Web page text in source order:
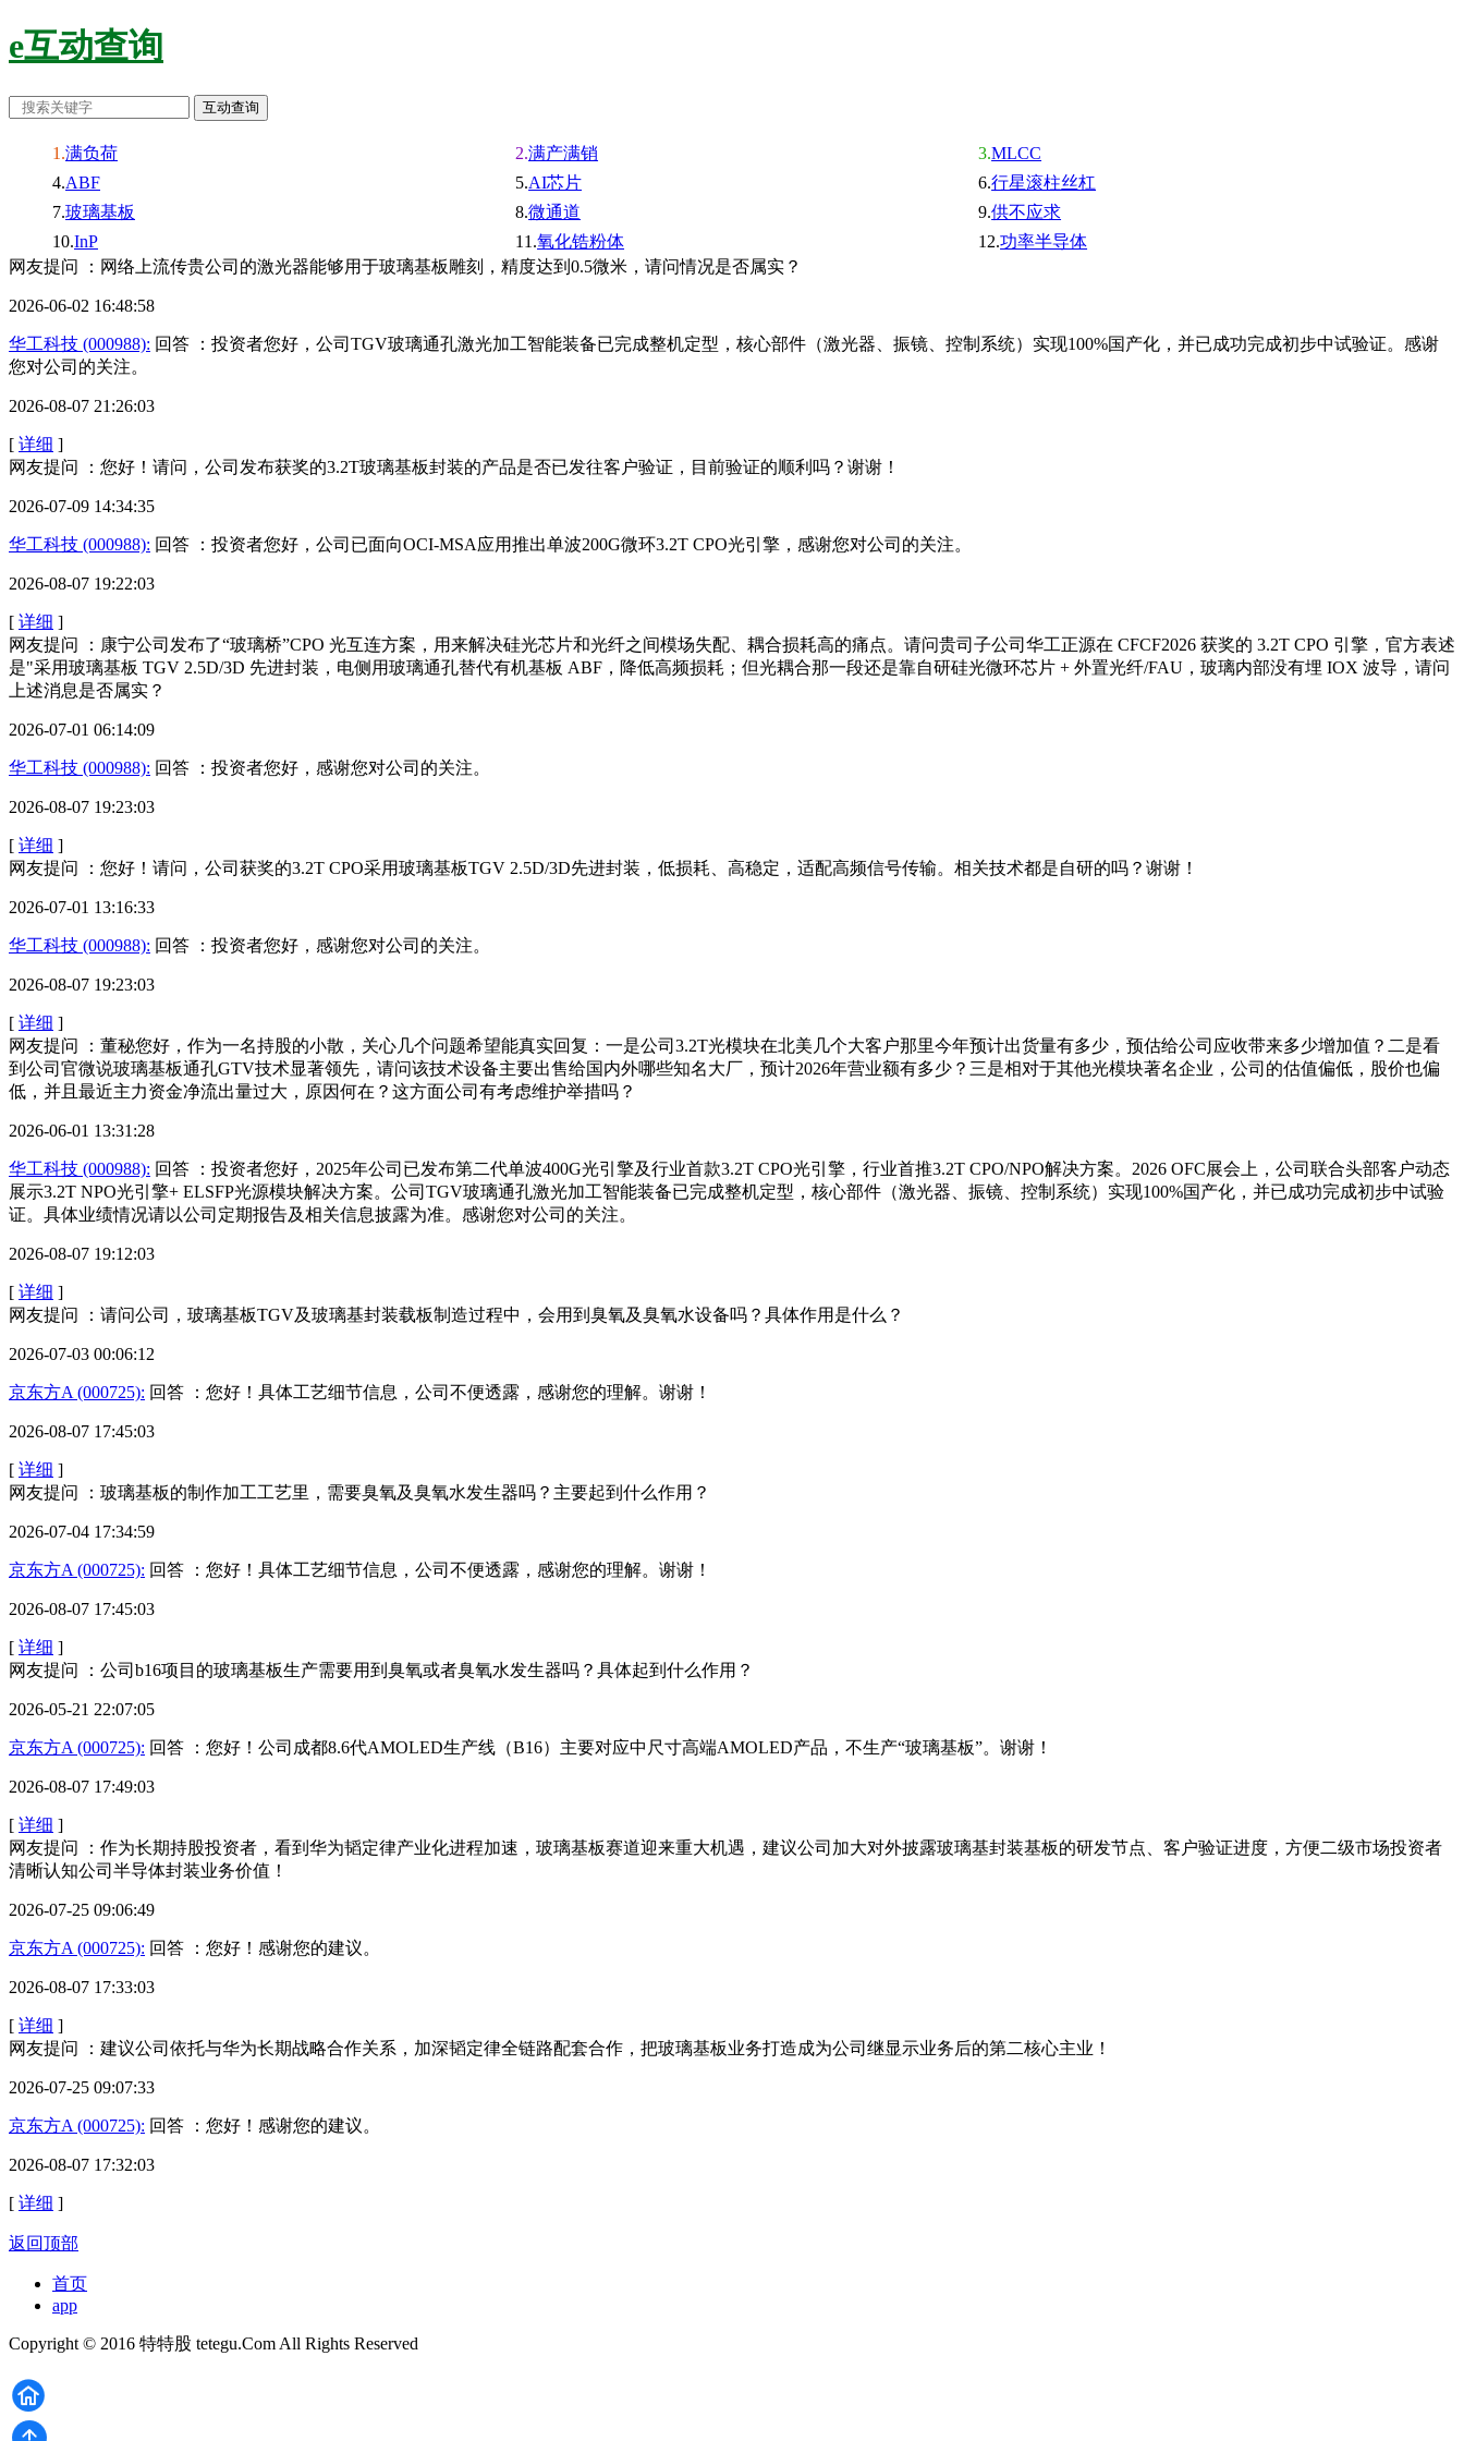
e互动查询
满负荷 满产满销
MLCC
ABF
AI芯片
行星滚柱丝杠
玻璃基板
微通道
供不应求
InP
氧化锆粉体
功率半导体
网友提问 ：网络上流传贵公司的激光器能够用于玻璃基板雕刻，精度达到0.5微米，请问情况是否属实？
2026-06-02 16:48:58
华工科技 (000988): 回答 ：投资者您好，公司TGV玻璃通孔激光加工智能装备已完成整机定型，核心部件（激光器、振镜、控制系统）实现100%国产化，并已成功完成初步中试验证。感谢
您对公司的关注。
2026-08-07 21:26:03
[ 详细 ]
网友提问 ：您好！请问，公司发布获奖的3.2T玻璃基板封装的产品是否已发往客户验证，目前验证的顺利吗？谢谢！
2026-07-09 14:34:35
华工科技 (000988): 回答 ：投资者您好，公司已面向OCI-MSA应用推出单波200G微环3.2T CPO光引擎，感谢您对公司的关注。
2026-08-07 19:22:03
[ 详细 ]
网友提问 ：康宁公司发布了“玻璃桥”CPO 光互连方案，用来解决硅光芯片和光纤之间模场失配、耦合损耗高的痛点。请问贵司子公司华工正源在 CFCF2026 获奖的 3.2T CPO 引擎，官方表述
是"采用玻璃基板 TGV 2.5D/3D 先进封装，电侧用玻璃通孔替代有机基板 ABF，降低高频损耗；但光耦合那一段还是靠自研硅光微环芯片 + 外置光纤/FAU，玻璃内部没有埋 IOX 波导，请问
上述消息是否属实？
2026-07-01 06:14:09
华工科技 (000988): 回答 ：投资者您好，感谢您对公司的关注。
2026-08-07 19:23:03
[ 详细 ]
网友提问 ：您好！请问，公司获奖的3.2T CPO采用玻璃基板TGV 2.5D/3D先进封装，低损耗、高稳定，适配高频信号传输。相关技术都是自研的吗？谢谢！
2026-07-01 13:16:33
华工科技 (000988): 回答 ：投资者您好，感谢您对公司的关注。
2026-08-07 19:23:03
[ 详细 ]
网友提问 ：董秘您好，作为一名持股的小散，关心几个问题希望能真实回复：一是公司3.2T光模块在北美几个大客户那里今年预计出货量有多少，预估给公司应收带来多少增加值？二是看
到公司官微说玻璃基板通孔GTV技术显著领先，请问该技术设备主要出售给国内外哪些知名大厂，预计2026年营业额有多少？三是相对于其他光模块著名企业，公司的估值偏低，股价也偏
低，并且最近主力资金净流出量过大，原因何在？这方面公司有考虑维护举措吗？
2026-06-01 13:31:28
华工科技 (000988): 回答 ：投资者您好，2025年公司已发布第二代单波400G光引擎及行业首款3.2T CPO光引擎，行业首推3.2T CPO/NPO解决方案。2026 OFC展会上，公司联合头部客户动态
展示3.2T NPO光引擎+ ELSFP光源模块解决方案。公司TGV玻璃通孔激光加工智能装备已完成整机定型，核心部件（激光器、振镜、控制系统）实现100%国产化，并已成功完成初步中试验
证。具体业绩情况请以公司定期报告及相关信息披露为准。感谢您对公司的关注。
2026-08-07 19:12:03
[ 详细 ]
网友提问 ：请问公司，玻璃基板TGV及玻璃基封装载板制造过程中，会用到臭氧及臭氧水设备吗？具体作用是什么？
2026-07-03 00:06:12
京东方A (000725): 回答 ：您好！具体工艺细节信息，公司不便透露，感谢您的理解。谢谢！
2026-08-07 17:45:03
[ 详细 ]
网友提问 ：玻璃基板的制作加工工艺里，需要臭氧及臭氧水发生器吗？主要起到什么作用？
2026-07-04 17:34:59
京东方A (000725): 回答 ：您好！具体工艺细节信息，公司不便透露，感谢您的理解。谢谢！
2026-08-07 17:45:03
[ 详细 ]
网友提问 ：公司b16项目的玻璃基板生产需要用到臭氧或者臭氧水发生器吗？具体起到什么作用？
2026-05-21 22:07:05
京东方A (000725): 回答 ：您好！公司成都8.6代AMOLED生产线（B16）主要对应中尺寸高端AMOLED产品，不生产“玻璃基板”。谢谢！
2026-08-07 17:49:03
[ 详细 ]
网友提问 ：作为长期持股投资者，看到华为韬定律产业化进程加速，玻璃基板赛道迎来重大机遇，建议公司加大对外披露玻璃基封装基板的研发节点、客户验证进度，方便二级市场投资者
清晰认知公司半导体封装业务价值！
2026-07-25 09:06:49
京东方A (000725): 回答 ：您好！感谢您的建议。
2026-08-07 17:33:03
[ 详细 ]
网友提问 ：建议公司依托与华为长期战略合作关系，加深韬定律全链路配套合作，把玻璃基板业务打造成为公司继显示业务后的第二核心主业！
2026-07-25 09:07:33
京东方A (000725): 回答 ：您好！感谢您的建议。
2026-08-07 17:32:03
[ 详细 ]
返回顶部
首页
app
Copyright © 2016 特特股 tetegu.Com All Rights Reserved